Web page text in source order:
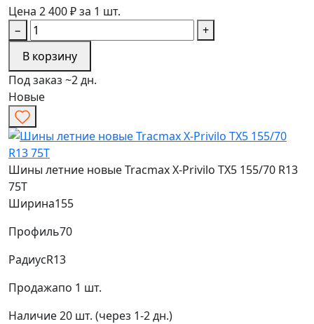
Цена 2 400 ₽ за 1 шт.
−
+
В корзину
Под заказ ~2 дн.
Новые
Шины летние новые Tracmax X-Privilo TX5 155/70 R13
75T
Ширина155
Профиль70
РадиусR13
Продажапо 1 шт.
Наличие20 шт. (через 1-2 дн.)